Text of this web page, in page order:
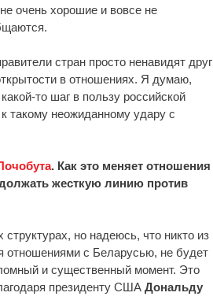
очень хорошие и вовсе не
стран просто ненавидят друг
в отношениях. Я думаю,
то шаг в пользу российской
такому неожиданному удару с
. Как это меняет отношения
жесткую линию против
но надеюсь, что никто из
отношениями с Беларусью, не будет
и существенный момент. Это
президенту США Дональду